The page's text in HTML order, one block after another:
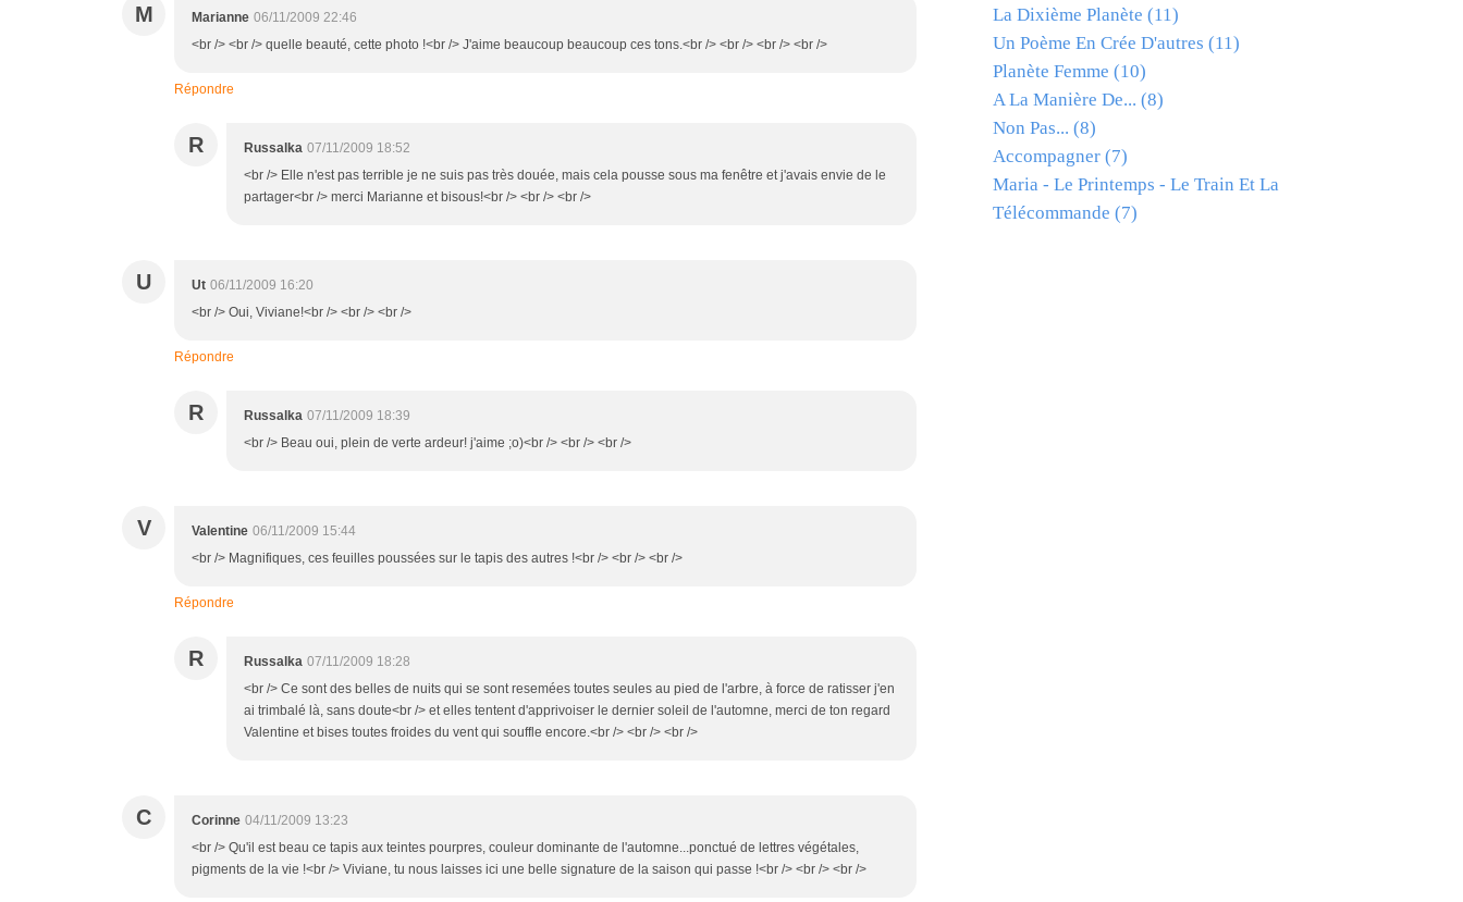
M Marianne 06/11/2009 22:46
<br /> <br /> quelle beauté, cette photo !<br /> J'aime beaucoup beaucoup ces tons.<br /> <br /> <br /> <br />
Répondre
R Russalka 07/11/2009 18:52
<br /> Elle n'est pas terrible je ne suis pas très douée, mais cela pousse sous ma fenêtre et j'avais envie de le
partager<br /> merci Marianne et bisous!<br /> <br /> <br />
U Ut 06/11/2009 16:20
<br /> Oui, Viviane!<br /> <br /> <br />
Répondre
R Russalka 07/11/2009 18:39
<br /> Beau oui, plein de verte ardeur! j'aime ;o)<br /> <br /> <br />
V Valentine 06/11/2009 15:44
<br /> Magnifiques, ces feuilles poussées sur le tapis des autres !<br /> <br /> <br />
Répondre
R Russalka 07/11/2009 18:28
<br /> Ce sont des belles de nuits qui se sont resemées toutes seules au pied de l'arbre, à force de ratisser j'en
ai trimbalé là, sans doute<br /> et elles tentent d'apprivoiser le dernier soleil de l'automne, merci de ton regard
Valentine et bises toutes froides du vent qui souffle encore.<br /> <br /> <br />
C Corinne 04/11/2009 13:23
<br /> Qu'il est beau ce tapis aux teintes pourpres, couleur dominante de l'automne...ponctué de lettres végétales,
pigments de la vie !<br /> Viviane, tu nous laisses ici une belle signature de la saison qui passe !<br /> <br /> <br />
La Dixième Planète (11)
Un Poème En Crée D'autres (11)
Planète Femme (10)
A La Manière De... (8)
Non Pas... (8)
Accompagner (7)
Maria - Le Printemps - Le Train Et La
Télécommande (7)